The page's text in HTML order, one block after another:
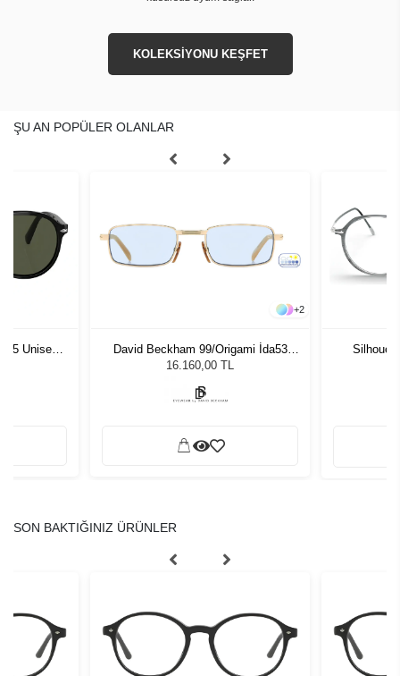
KOLEKSİYONU KEŞFET
ŞU AN POPÜLER OLANLAR
55 Unisex
+2
David Beckham 99/Origami İda53
Unisex Güneş Gözlüğü
16.160,00 TL
SON BAKTIĞINIZ ÜRÜNLER